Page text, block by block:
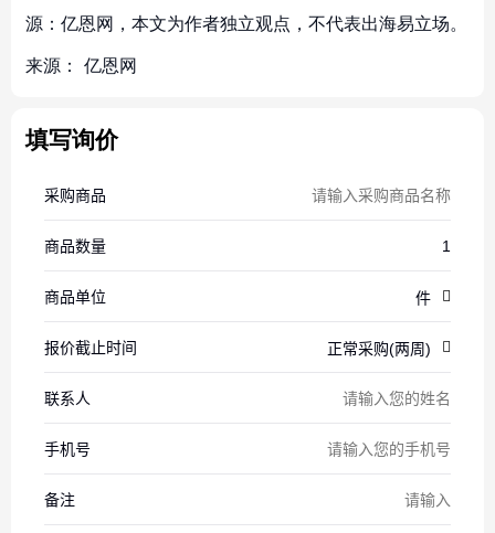
源：亿恩网，本文为作者独立观点，不代表出海易立场。
来源： 亿恩网
填写询价